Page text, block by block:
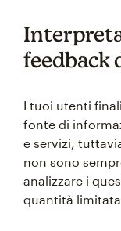
feedback
I tuoi utenti
fonte di
e servizi,
non sono
analizzare i
quantità